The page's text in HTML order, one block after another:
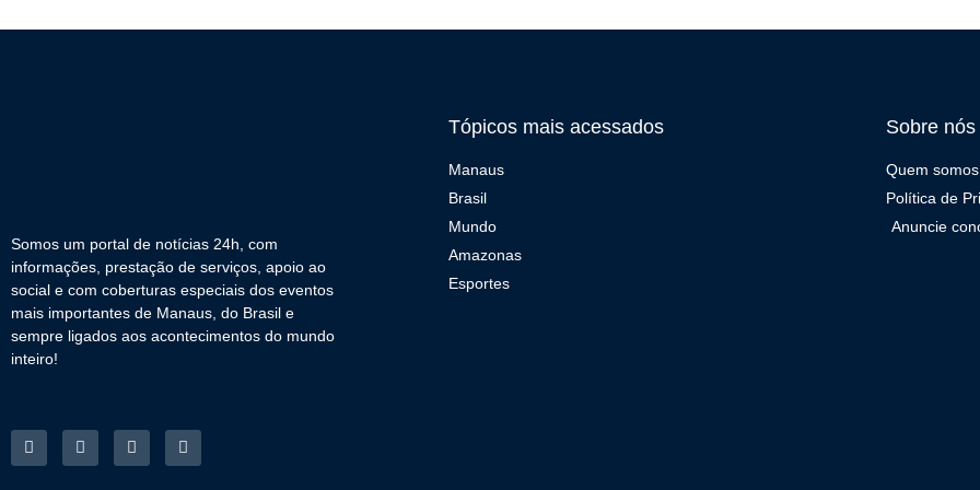
Somos um portal de notícias 24h, com
informações, prestação de serviços, apoio ao
social e com coberturas especiais dos eventos
mais importantes de Manaus, do Brasil e
sempre ligados aos acontecimentos do mundo
inteiro!
Tópicos mais acessados
Manaus
Brasil
Mundo
Amazonas
Esportes
Sobre nós
Quem somos
Política de
Anuncie